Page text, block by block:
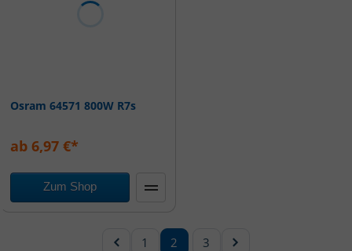
Osram 64571 800W R7s
ab 6,97 €*
Zum Shop
1 2 3